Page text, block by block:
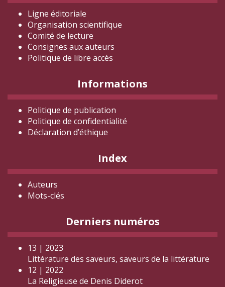
Ligne éditoriale
Organisation scientifique
Comité de lecture
Consignes aux auteurs
Politique de libre accès
Informations
Politique de publication
Politique de confidentialité
Déclaration d’éthique
Index
Auteurs
Mots-clés
Derniers numéros
13 | 2023
Littérature des saveurs, saveurs de la littérature
12 | 2022
La Religieuse de Denis Diderot